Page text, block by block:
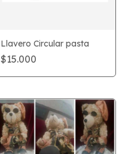
Llavero Circular pasta
$15.000